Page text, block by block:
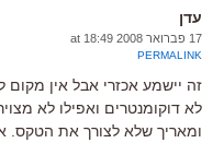
עדן
17 פברואר 2008 at 18:49
PERMALINK
זה יישמע אכזרי אבל אין מקום
לא דוקומנטרים ואפילו לא
ומאריך שלא לצורך את הטקס.